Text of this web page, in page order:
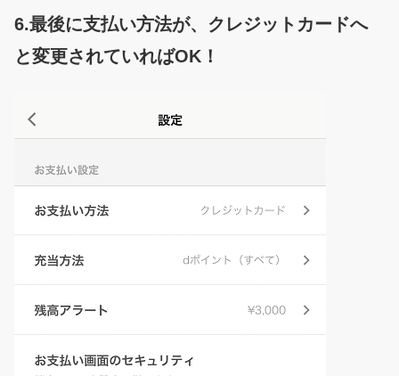
6.最後に支払い方法が、クレジットカードへ
と変更されていればOK！